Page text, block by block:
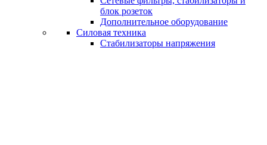
блок розеток
Дополнительное оборудование
Силовая техника
Стабилизаторы напряжения